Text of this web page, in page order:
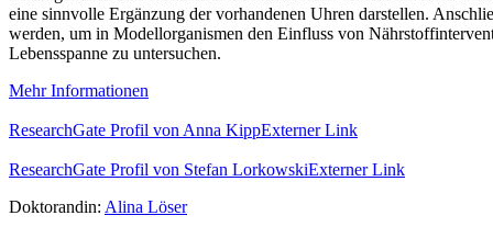
eine sinnvolle Ergänzung der vorhandenen Uhren darstellen.
werden, um in Modellorganismen den Einfluss von
Lebensspanne zu untersuchen.
Mehr Informationen
ResearchGate Profil von Anna KippExterner Link
ResearchGate Profil von Stefan LorkowskiExterner Link
Doktorandin: Alina Löser